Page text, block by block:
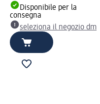
Disponibile per la
consegna
seleziona il negozio dm